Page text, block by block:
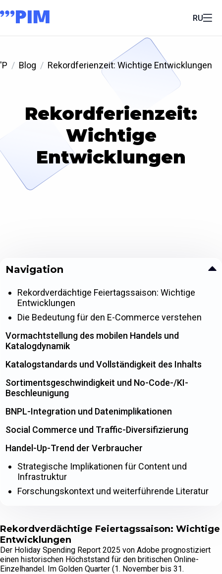
RU
'P Blog Rekordferienzeit: Wichtige Entwicklungen
Rekordferienzeit:
Wichtige
Entwicklungen
Rekordverdächtige Feiertagssaison: Wichtige
Entwicklungen
Der Holiday Spending Report 2025 von Adobe prognostiziert
einen historischen Höchststand für den britischen Online-
Einzelhandel. Im Golden Quarter (1. November bis 31.
Navigation
Rekordverdächtige Feiertagssaison: Wichtige
Entwicklungen
Die Bedeutung für den E-Commerce verstehen
Vormachtstellung des mobilen Handels und
Katalogdynamik
Katalogstandards und Vollständigkeit des Inhalts
Sortimentsgeschwindigkeit und No-Code-/KI-
Beschleunigung
BNPL-Integration und Datenimplikationen
Social Commerce und Traffic-Diversifizierung
Handel-Up-Trend der Verbraucher
Strategische Implikationen für Content und
Infrastruktur
Forschungskontext und weiterführende Literatur